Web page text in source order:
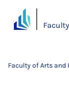
Faculty of Arts and